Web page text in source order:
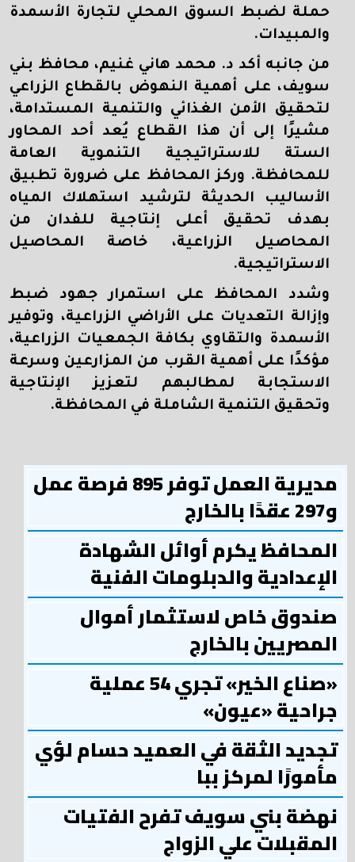
حملة لضبط السوق المحلي لتجارة الأسمدة
والمبيدات.
من جانبه أكد د. محمد هاني غنيم، محافظ بني
سويف، على أهمية النهوض بالقطاع الزراعي
لتحقيق الأمن الغذائي والتنمية المستدامة،
مشيرًا إلى أن هذا القطاع يُعد أحد المحاور
الستة للاستراتيجية التنموية العامة
للمحافظة. وركز المحافظ على ضرورة تطبيق
الأساليب الحديثة لترشيد استهلاك المياه
بهدف تحقيق أعلى إنتاجية للفدان من
المحاصيل الزراعية، خاصة المحاصيل
الاستراتيجية.
وشدد المحافظ على استمرار جهود ضبط
وإزالة التعديات على الأراضي الزراعية، وتوفير
الأسمدة والتقاوي بكافة الجمعيات الزراعية،
مؤكدًا على أهمية القرب من المزارعين وسرعة
الاستجابة لمطالبهم لتعزيز الإنتاجية
وتحقيق التنمية الشاملة في المحافظة.
مديرية العمل توفر 895 فرصة عمل
و297 عقدًا بالخارج
المحافظ يكرم أوائل الشهادة
الإعدادية والدبلومات الفنية
صندوق خاص لاستثمار أموال
المصريين بالخارج
«صناع الخير» تجري 54 عملية
جراحية «عيون»
تجديد الثقة في العميد حسام لؤي
مأمورًا لمركز ببا
نهضة بني سويف تفرح الفتيات
المقبلات علي الزواج